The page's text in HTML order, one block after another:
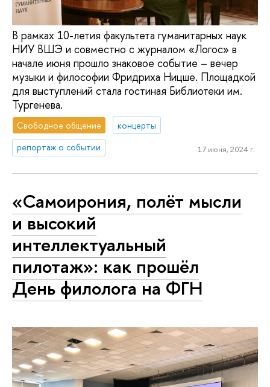
В рамках 10-летия факультета гуманитарных наук
НИУ ВШЭ и совместно с журналом «Логос» в
начале июня прошло знаковое событие – вечер
музыки и философии Фридриха Ницше. Площадкой
для выступлений стала гостиная Библиотеки им.
Тургенева.
Свободное общение
концерты
репортаж о событии
17 июня, 2024 г.
«Самоирония, полёт мысли
и высокий
интеллектуальный
пилотаж»: как прошёл
День филолога на ФГН